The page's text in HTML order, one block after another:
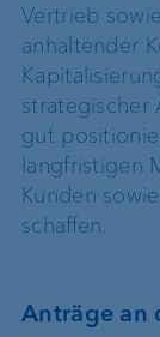
Vertrieb
anhaltender
strategischer
gut
langfristigen
Kunden
schaffen.
Anträge an